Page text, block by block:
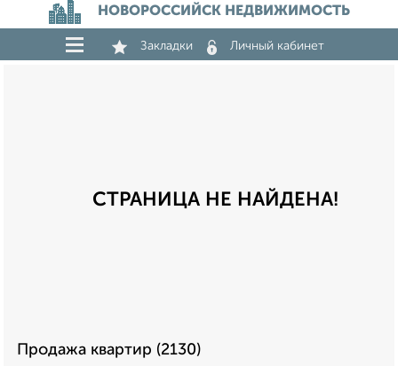
НОВОРОССИЙСК НЕДВИЖИМОСТЬ
Закладки Личный кабинет
СТРАНИЦА НЕ НАЙДЕНА!
Продажа квартир (2130)